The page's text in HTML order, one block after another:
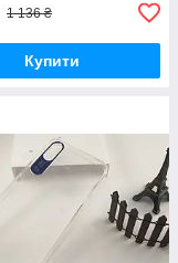
1 136 ₴
Купити